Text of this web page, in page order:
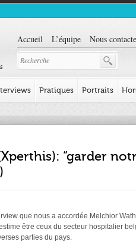
Accueil L’équipe Nous
Pratiques Portraits
“garder
que nous a accordée Melchior
être ceux du secteur hospitalier
parties du pays.